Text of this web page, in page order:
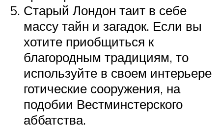
Старый Лондон таит в себе
массу тайн и загадок. Если вы
хотите приобщиться к
благородным традициям, то
используйте в своем интерьере
готические сооружения, на
подобии Вестминстерского
аббатства.